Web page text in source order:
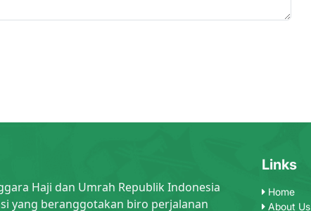
Haji dan Umrah Republik Indonesia
yang beranggotakan biro perjalanan
Links
Home
About Us